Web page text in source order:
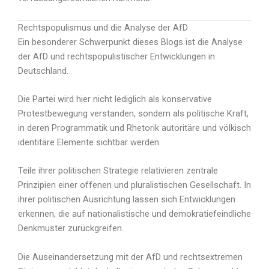
Rechtspopulismus und die Analyse der AfD
Ein besonderer Schwerpunkt dieses Blogs ist die Analyse
der AfD und rechtspopulistischer Entwicklungen in
Deutschland.
Die Partei wird hier nicht lediglich als konservative
Protestbewegung verstanden, sondern als politische Kraft,
in deren Programmatik und Rhetorik autoritäre und völkisch
identitäre Elemente sichtbar werden.
Teile ihrer politischen Strategie relativieren zentrale
Prinzipien einer offenen und pluralistischen Gesellschaft. In
ihrer politischen Ausrichtung lassen sich Entwicklungen
erkennen, die auf nationalistische und demokratiefeindliche
Denkmuster zurückgreifen.
Die Auseinandersetzung mit der AfD und rechtsextremen